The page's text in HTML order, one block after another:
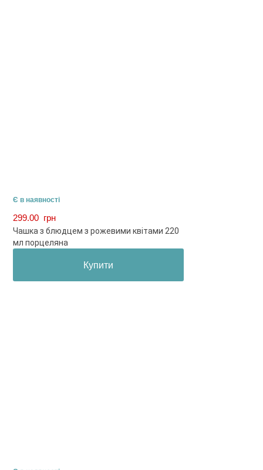
Є в наявності
299.00 грн
Чашка з блюдцем з рожевими квітами 220
мл порцеляна
Купити